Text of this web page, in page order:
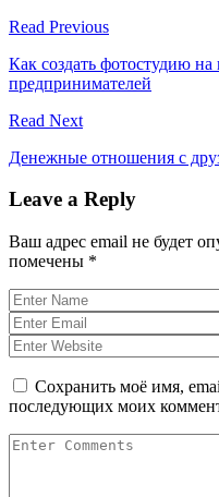
Read Previous
Как создать фотостудию на
предпринимателей
Read Next
Денежные отношения с
Leave a Reply
Ваш адрес email не будет
помечены *
Сохранить моё имя,
последующих моих